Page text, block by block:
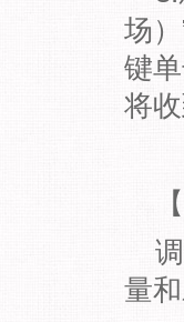
场
键
将
量